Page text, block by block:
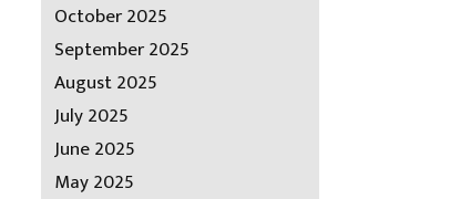
October 2025
September 2025
August 2025
July 2025
June 2025
May 2025